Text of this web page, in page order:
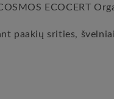
ECOCERT
paakių srities,